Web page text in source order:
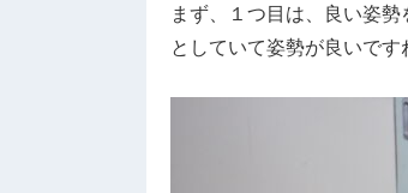
まず、１つ目は、良い姿
としていて姿勢が良いです